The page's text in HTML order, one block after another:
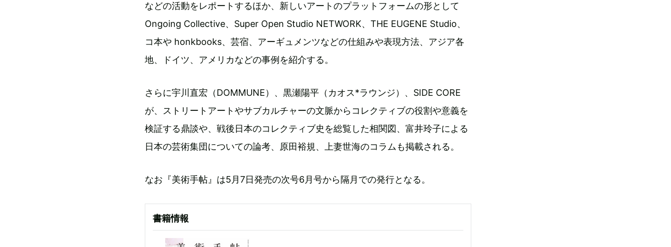
などの活動をレポートするほか、新しいアートのプラットフォームの形として
Ongoing Collective、Super Open Studio NETWORK、THE EUGENE Studio、
コ本や honkbooks、芸宿、アーギュメンツなどの仕組みや表現方法、アジア各
地、ドイツ、アメリカなどの事例を紹介する。
さらに宇川直宏（DOMMUNE）、黒瀬陽平（カオス*ラウンジ）、SIDE CORE
が、ストリートアートやサブカルチャーの文脈からコレクティブの役割や意義を
検証する鼎談や、戦後日本のコレクティブ史を総覧した相関図、富井玲子による
日本の芸術集団についての論考、原田裕規、上妻世海のコラムも掲載される。
なお『美術手帖』は5月7日発売の次号6月号から隔月での発行となる。
書籍情報